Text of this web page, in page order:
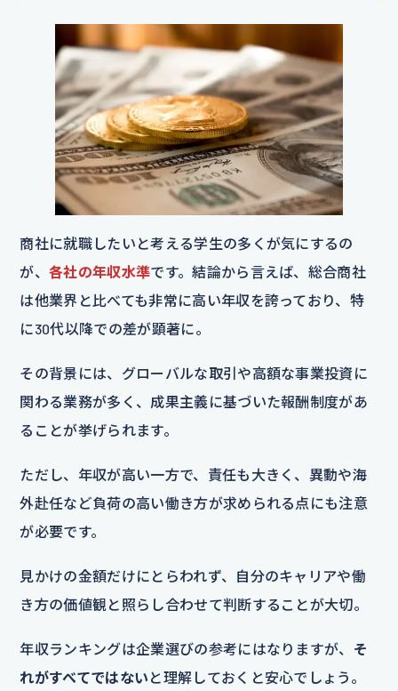
商社に就職したいと考える学生の多くが気にするの
が、各社の年収水準です。結論から言えば、総合商社
は他業界と比べても非常に高い年収を誇っており、特
に30代以降での差が顕著に。
その背景には、グローバルな取引や高額な事業投資に
関わる業務が多く、成果主義に基づいた報酬制度があ
ることが挙げられます。
ただし、年収が高い一方で、責任も大きく、異動や海
外赴任など負荷の高い働き方が求められる点にも注意
が必要です。
見かけの金額だけにとらわれず、自分のキャリアや働
き方の価値観と照らし合わせて判断することが大切。
年収ランキングは企業選びの参考にはなりますが、 そ
れがすべてではない と理解しておくと安心でしょう。